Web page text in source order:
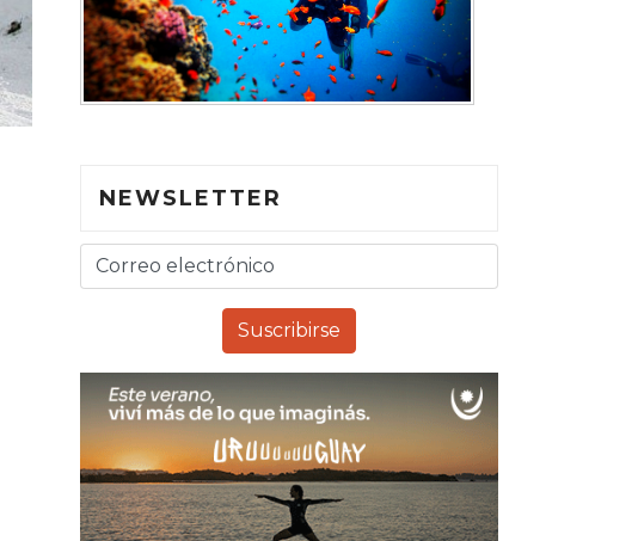
NEWSLETTER